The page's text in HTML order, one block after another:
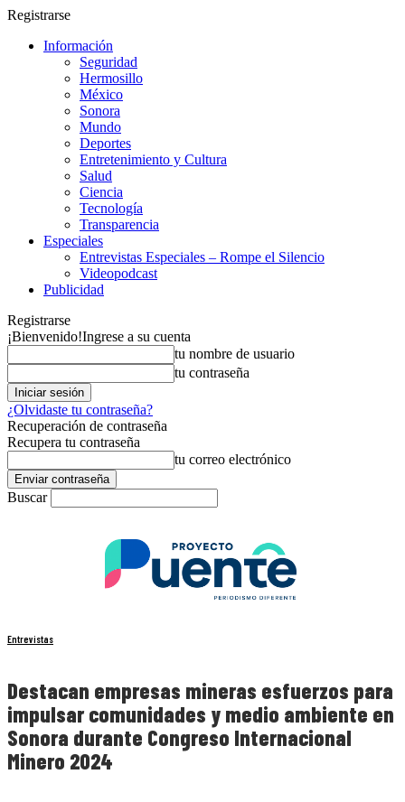
Registrarse
Información
Seguridad
Hermosillo
México
Sonora
Mundo
Deportes
Entretenimiento y Cultura
Salud
Ciencia
Tecnología
Transparencia
Especiales
Entrevistas Especiales – Rompe el Silencio
Videopodcast
Publicidad
Registrarse
¡Bienvenido!Ingrese a su cuenta
tu nombre de usuario
tu contraseña
¿Olvidaste tu contraseña?
Recuperación de contraseña
Recupera tu contraseña
tu correo electrónico
Buscar
Entrevistas
Destacan empresas mineras esfuerzos para
impulsar comunidades y medio ambiente en
Sonora durante Congreso Internacional
Minero 2024